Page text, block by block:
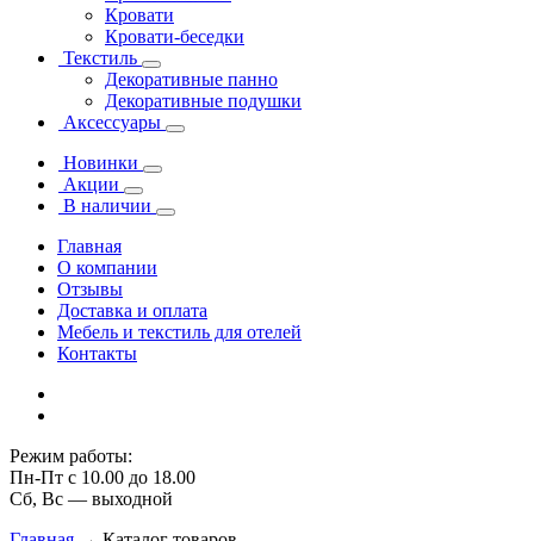
Кровати
Кровати-беседки
Текстиль
Декоративные панно
Декоративные подушки
Аксессуары
Новинки
Акции
В наличии
Главная
О компании
Отзывы
Доставка и оплата
Мебель и текстиль для отелей
Контакты
Режим работы:
Пн-Пт с 10.00 до 18.00
Сб, Вс — выходной